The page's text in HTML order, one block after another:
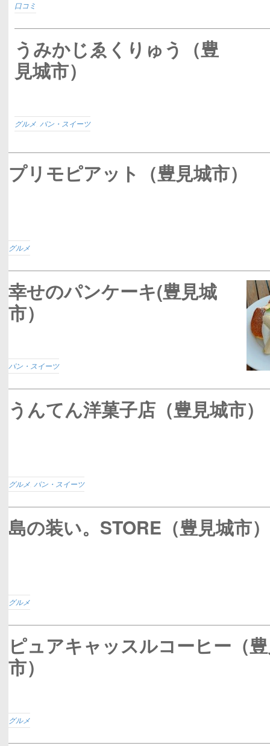
口コミ
うみかじゑくりゅう（豊
見城市）
グルメ パン・スイーツ
プリモピアット（豊見城市）
グルメ
幸せのパンケーキ(豊見城
市）
パン・スイーツ
うんてん洋菓子店（豊見城市）
グルメ パン・スイーツ
島の装い。STORE（豊見城市）
グルメ
ピュアキャッスルコーヒー（
市）
グルメ